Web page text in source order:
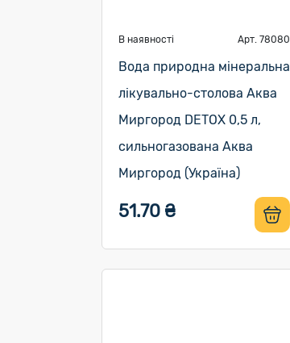
В наявності Арт. 78080
Вода природна мінеральна
лікувально-столова Аква
Миргород DETOX 0,5 л,
сильногазована Аква
Миргород (Україна)
51.70 ₴